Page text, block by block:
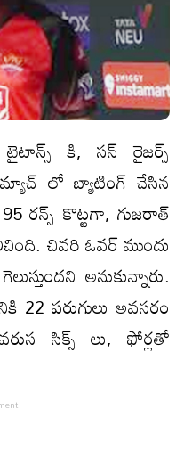
కి, సన్ రైజర్స్
లో బ్యాటింగ్ చేసిన
రన్స్ కొట్టగా, గుజరాత్
చివరి ఓవర్ ముందు
అనుకున్నారు.
పరుగులు అవసరం
సిక్స్ లు, ఫోర్లతో